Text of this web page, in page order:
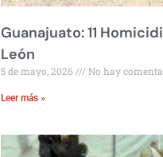
Guanajuato: 11
León
5 de mayo, 2026 No hay
Leer más »